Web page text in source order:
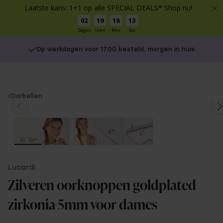
Laatste kans: 1+1 op alle SPECIAL DEALS* Shop nu!
02
Dagen
19
Uren
18
Min
13
Sec
Op werkdagen voor 17.00 besteld, morgen in huis
You
Oorbellen
Lucardi
Zilveren oorknoppen goldplated
zirkonia 5mm voor dames